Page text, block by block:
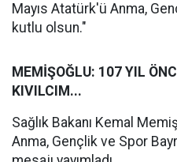
Mayıs Atatürk'ü Anma,
kutlu olsun."
MEMİŞOĞLU: 107 YIL
KIVILCIM...
Sağlık Bakanı Kemal
Anma, Gençlik ve Spor